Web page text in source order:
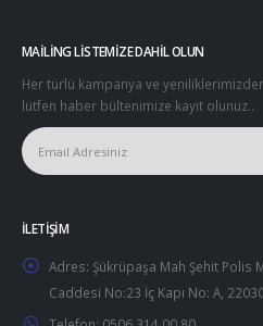
MAILING LISTEMIZE DAHIL OLUN
Her türlü kampanya ve
lütfen haber bültenimize kayıt olunuz..
İLETIŞIM
Adres: Şükrüpaşa Mah Şehit Polis
Caddesi No:23 İç Kapı No: A,